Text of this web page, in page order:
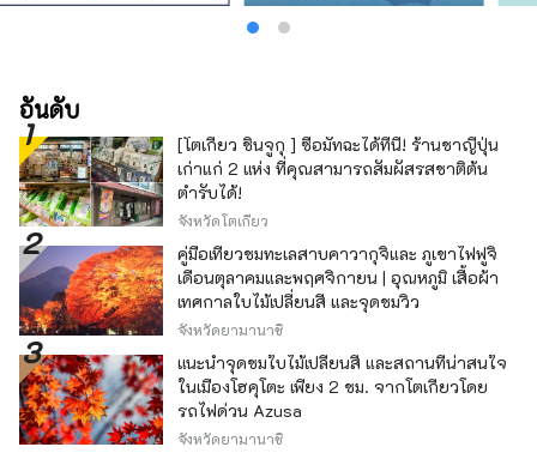
อันดับ
[โตเกียว ชินจูกุ ] ซื้อมัทฉะได้ที่นี่! ร้านชาญี่ปุ่น
เก่าแก่ 2 แห่ง ที่คุณสามารถสัมผัสรสชาติต้น
ตำรับได้!
จังหวัดโตเกียว
คู่มือเที่ยวชมทะเลสาบคาวากุจิและ ภูเขาไฟฟูจิ
เดือนตุลาคมและพฤศจิกายน | อุณหภูมิ เสื้อผ้า
เทศกาลใบไม้เปลี่ยนสี และจุดชมวิว
จังหวัดยามานาชิ
แนะนำจุดชมใบไม้เปลี่ยนสี และสถานที่น่าสนใจ
ในเมืองโฮคุโตะ เพียง 2 ชม. จากโตเกียวโดย
รถไฟด่วน Azusa
จังหวัดยามานาชิ